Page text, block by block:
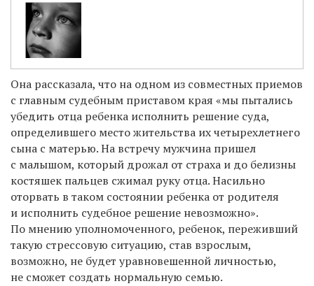
Она рассказала, что на одном из совместных приемов
с главным судебным приставом края «мы пытались
убедить отца ребенка исполнить решение суда,
определившего место жительства их четырехлетнего
сына с матерью. На встречу мужчина пришел
с малышом, который дрожал от страха и до белизны
костяшек пальцев сжимал руку отца. Насильно
оторвать в таком состоянии ребенка от родителя
и исполнить судебное решение невозможно».
По мнению уполномоченного, ребенок, переживший
такую стрессовую ситуацию, став взрослым,
возможно, не будет уравновешенной личностью,
не сможет создать нормальную семью.